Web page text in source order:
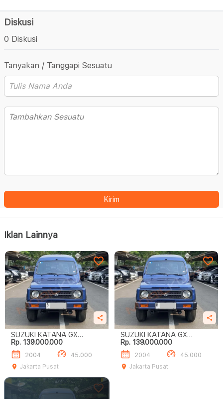
Diskusi
0 Diskusi
Tanyakan / Tanggapi Sesuatu
Kirim
Iklan Lainnya
SUZUKI KATANA GX
MANUAL
Rp. 139.000.000
2004
45.000
Jakarta Pusat
SUZUKI KATANA GX
MANUAL
Rp. 139.000.000
2004
45.000
Jakarta Pusat